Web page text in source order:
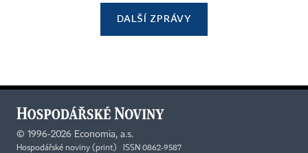
DALŠÍ ZPRÁVY
© 1996-2026 Economia, a.s.
Hospodářské noviny (print) ISSN 0862-9587